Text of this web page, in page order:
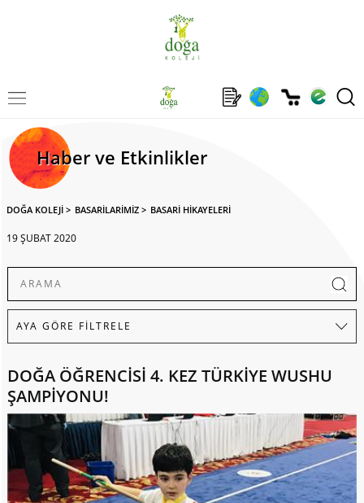
Haber ve Etkinlikler
DOĞA KOLEJİ > BASARİLARİMİZ > BASARİ HİKAYELERİ
19 ŞUBAT 2020
DOĞA ÖĞRENCİSİ 4. KEZ TÜRKİYE WUSHU
ŞAMPİYONU!